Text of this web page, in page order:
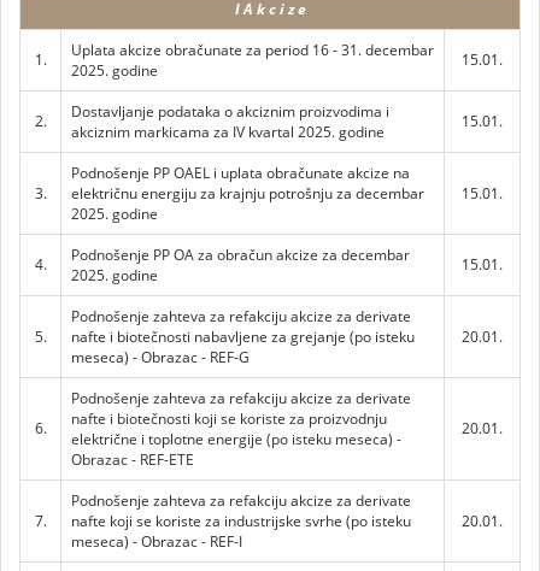
I A k c i z e
1.
Uplata akcize obračunate za period 16 - 31. decembar
2025. godine
15.01.
2.
Dostavljanje podataka o akciznim proizvodima i
akciznim markicama za IV kvartal 2025. godine
15.01.
3.
Podnošenje PP OAEL i uplata obračunate akcize na
električnu energiju za krajnju potrošnju za decembar
2025. godine
15.01.
4.
Podnošenje PP OA za obračun akcize za decembar
2025. godine
15.01.
5.
Podnošenje zahteva za refakciju akcize za derivate
nafte i biotečnosti nabavljene za grejanje (po isteku
meseca) - Obrazac - REF-G
20.01.
6.
Podnošenje zahteva za refakciju akcize za derivate
nafte i biotečnosti koji se koriste za proizvodnju
električne i toplotne energije (po isteku meseca) -
Obrazac - REF-ETE
20.01.
7.
Podnošenje zahteva za refakciju akcize za derivate
nafte koji se koriste za industrijske svrhe (po isteku
meseca) - Obrazac - REF-I
20.01.